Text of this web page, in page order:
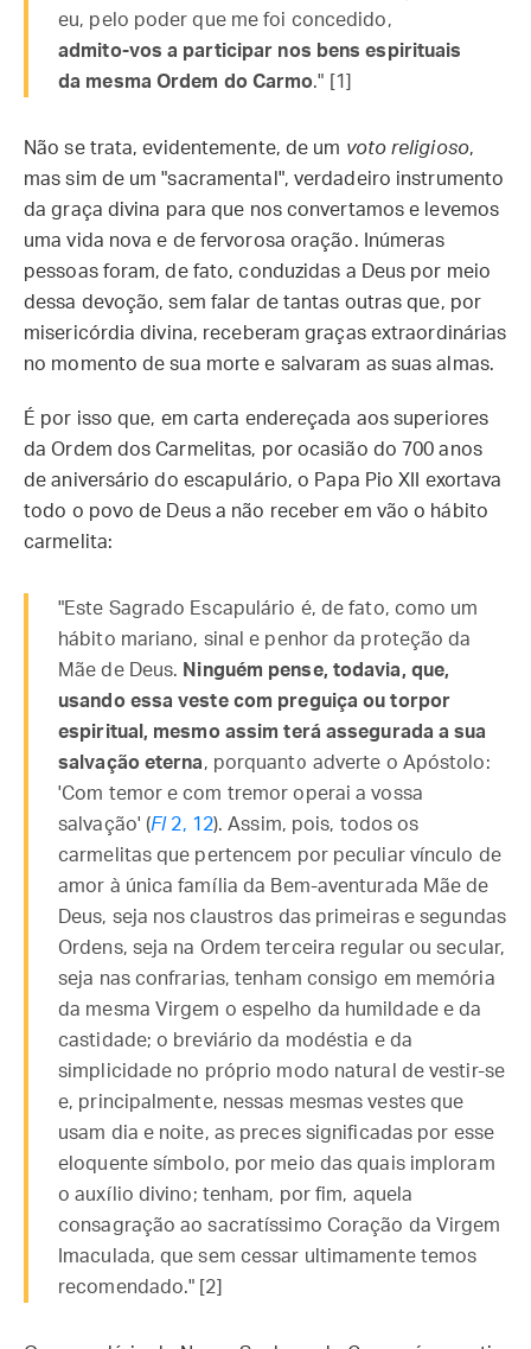
eu, pelo poder que me foi concedido,
admito-vos a participar nos bens espirituais
da mesma Ordem do Carmo." [1]
Não se trata, evidentemente, de um voto religioso,
mas sim de um "sacramental", verdadeiro instrumento
da graça divina para que nos convertamos e levemos
uma vida nova e de fervorosa oração. Inúmeras
pessoas foram, de fato, conduzidas a Deus por meio
dessa devoção, sem falar de tantas outras que, por
misericórdia divina, receberam graças extraordinárias
no momento de sua morte e salvaram as suas almas.
É por isso que, em carta endereçada aos superiores
da Ordem dos Carmelitas, por ocasião do 700 anos
de aniversário do escapulário, o Papa Pio XII exortava
todo o povo de Deus a não receber em vão o hábito
carmelita:
"Este Sagrado Escapulário é, de fato, como um
hábito mariano, sinal e penhor da proteção da
Mãe de Deus. Ninguém pense, todavia, que,
usando essa veste com preguiça ou torpor
espiritual, mesmo assim terá assegurada a sua
salvação eterna, porquanto adverte o Apóstolo:
'Com temor e com tremor operai a vossa
salvação' (Fl 2, 12). Assim, pois, todos os
carmelitas que pertencem por peculiar vínculo de
amor à única família da Bem-aventurada Mãe de
Deus, seja nos claustros das primeiras e segundas
Ordens, seja na Ordem terceira regular ou secular,
seja nas confrarias, tenham consigo em memória
da mesma Virgem o espelho da humildade e da
castidade; o breviário da modéstia e da
simplicidade no próprio modo natural de vestir-se
e, principalmente, nessas mesmas vestes que
usam dia e noite, as preces significadas por esse
eloquente símbolo, por meio das quais imploram
o auxílio divino; tenham, por fim, aquela
consagração ao sacratíssimo Coração da Virgem
Imaculada, que sem cessar ultimamente temos
recomendado." [2]